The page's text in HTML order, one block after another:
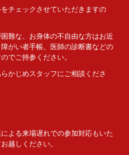
チェックさせていただきますの
難な、お身体の不自由な方はお近
がい者手帳、医師の診断書などの
でご持参ください。
かじめスタッフにご相談くださ
よる来場遅れでの参加対応もいた
越しください。